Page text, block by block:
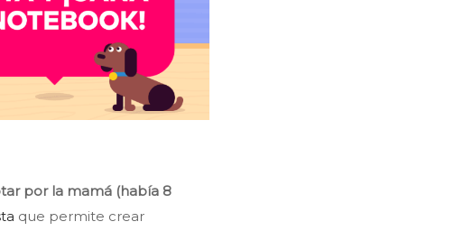
por la mamá (había 8
que permite crear